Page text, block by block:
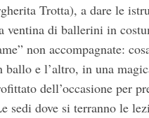
Trotta), a dare le
ventina di ballerini in
non accompagnate:
e l’altro, in una
dell’occasione per
sedi dove si terranno le